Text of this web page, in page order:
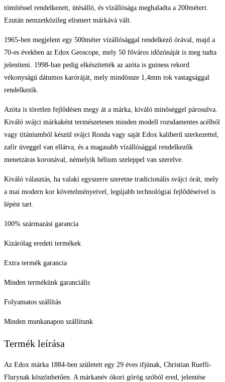
tömítéssel rendelkezett, ütésálló, és vízállósága meghaladta a 200métert.
Ezután nemzetközileg elismert márkává vált.
1965-ben megjelent egy 500méter vízállósággal rendelkező órával, majd a
70-es években az Edox Geoscope, mely 50 főváros időzónáját is meg tudta
jeleníteni. 1998-ban pedig elkészítették az azóta is guiness rekord
vékonyságú dátumos karóráját, mely mindössze 1,4mm tok vastagsággal
rendelkezik.
Azóta is töretlen fejlődésen megy át a márka, kiváló minőséggel párosulva.
Kiváló svájci márkaként természetesen minden modell rozsdamentes acélból
vagy titániumból készül svájci Ronda vagy saját Edox kaliberű szerkezettel,
zafír üveggel van ellátva, és a magasabb vízállósággal rendelkezők
menetzáras koronával, némelyik hélium szeleppel van szerelve.
Kiváló választás, ha valaki egyszerre szeretne tradicionális svájci órát, mely
a mai modern kor követelményeivel, legújabb technológiai fejlődéseivel is
lépést tart.
100% származási garancia
Kizárólag eredeti termékek
Extra termék garancia
Minden termékünk garanciális
Folyamatos szállítás
Minden munkanapon szállítunk
Termék leírása
Az Edox márka 1884-ben született egy 29 éves ifjúnak, Christian Ruefli-
Flurynak köszönhetően. A márkanév ókori görög szóból ered, jelentése